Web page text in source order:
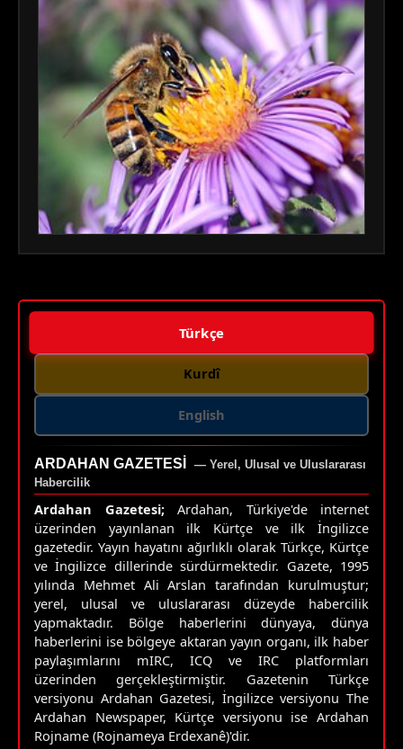
Türkçe
Kurdî
English
ARDAHAN GAZETESI
— Yerel, Ulusal ve Uluslararası
Habercilik
Ardahan Gazetesi;Ardahan, Türkiye'de internet
üzerinden yayınlanan ilk Kürtçe ve ilk İngilizce
gazetedir. Yayın hayatını ağırlıklı olarak Türkçe, Kürtçe
ve İngilizce dillerinde sürdürmektedir. Gazete, 1995
yılında Mehmet Ali Arslan tarafından kurulmuştur;
yerel, ulusal ve uluslararası düzeyde habercilik
yapmaktadır. Bölge haberlerini dünyaya, dünya
haberlerini ise bölgeye aktaran yayın organı, ilk haber
paylaşımlarını mIRC, ICQ ve IRC platformları
üzerinden gerçekleştirmiştir. Gazetenin Türkçe
versiyonu Ardahan Gazetesi, İngilizce versiyonu The
Ardahan Newspaper, Kürtçe versiyonu ise Ardahan
Rojname (Rojnameya Erdexanê)'dir.